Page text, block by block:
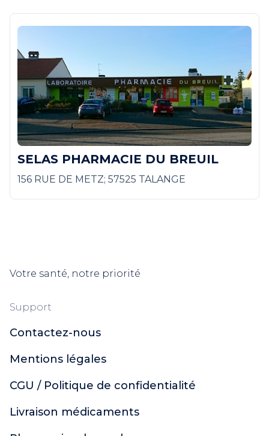
SELAS PHARMACIE DU BREUIL
156 RUE DE METZ; 57525 TALANGE
Votre santé, notre priorité
Support
Contactez-nous
Mentions légales
CGU / Politique de confidentialité
Livraison médicaments